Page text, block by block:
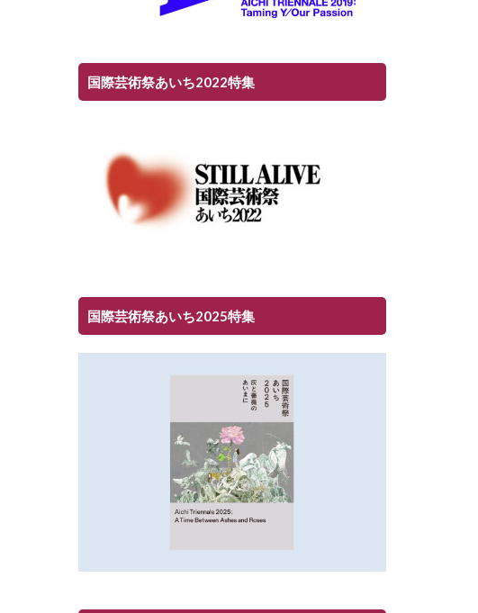
国際芸術祭あいち2022特集
国際芸術祭あいち2025特集